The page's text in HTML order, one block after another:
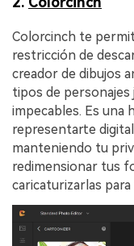
󠀰Colorcinch te
restricción de
creador de dibujos
tipos de personajes
impecables. Es una
representarte
manteniendo tu
redimensionar tus
caricaturizarlas